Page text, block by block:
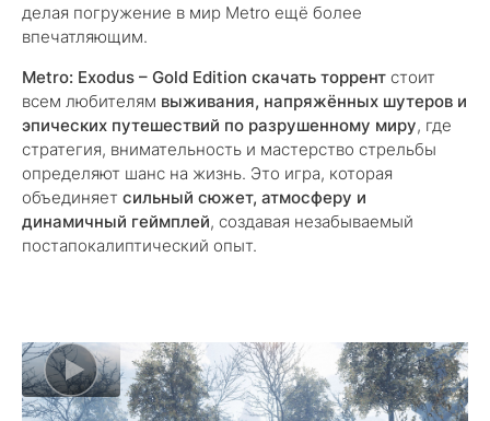
делая погружение в мир Metro ещё более
впечатляющим.
Metro: Exodus – Gold Edition скачать торрент стоит
всем любителям выживания, напряжённых шутеров и
эпических путешествий по разрушенному миру, где
стратегия, внимательность и мастерство стрельбы
определяют шанс на жизнь. Это игра, которая
объединяет сильный сюжет, атмосферу и
динамичный геймплей, создавая незабываемый
постапокалиптический опыт.